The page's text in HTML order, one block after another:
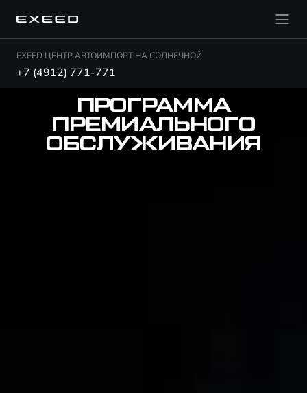
EXEED ЦЕНТР АВТОИМПОРТ НА СОЛНЕЧНОЙ
+7 (4912) 771-771
ПРОГРАММА
ПРЕМИАЛЬНОГО
ОБСЛУЖИВАНИЯ